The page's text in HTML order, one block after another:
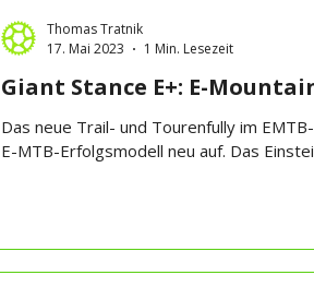
Giant Stance E+: E-
Das neue Trail- und Tourenfully im
E-MTB-Erfolgsmodell neu auf. Das
Thomas Tratnik
17. Mai 2023
1 Min. Lesezeit